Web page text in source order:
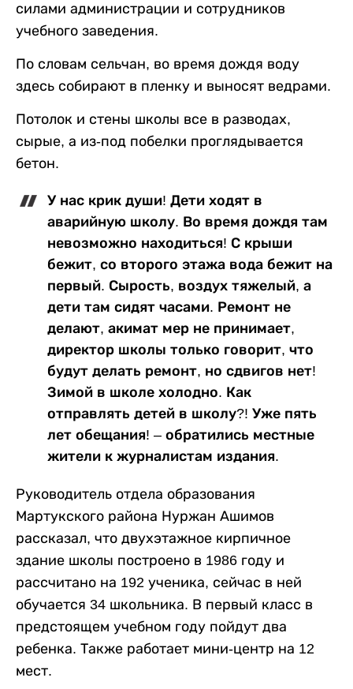
силами администрации и сотрудников
учебного заведения.
По словам сельчан, во время дождя воду
здесь собирают в пленку и выносят ведрами.
Потолок и стены школы все в разводах,
сырые, а из-под побелки проглядывается
бетон.
У нас крик души! Дети ходят в
аварийную школу. Во время дождя там
невозможно находиться! С крыши
бежит, со второго этажа вода бежит на
первый. Сырость, воздух тяжелый, а
дети там сидят часами. Ремонт не
делают, акимат мер не принимает,
директор школы только говорит, что
будут делать ремонт, но сдвигов нет!
Зимой в школе холодно. Как
отправлять детей в школу?! Уже пять
лет обещания! – обратились местные
жители к журналистам издания.
Руководитель отдела образования
Мартукского района Нуржан Ашимов
рассказал, что двухэтажное кирпичное
здание школы построено в 1986 году и
рассчитано на 192 ученика, сейчас в ней
обучается 34 школьника. В первый класс в
предстоящем учебном году пойдут два
ребенка. Также работает мини-центр на 12
мест.